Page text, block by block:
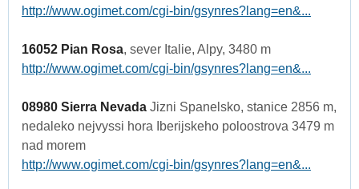
http://www.ogimet.com/cgi-bin/gsynres?lang=en&...
16052 Pian Rosa, sever Italie, Alpy, 3480 m
http://www.ogimet.com/cgi-bin/gsynres?lang=en&...
08980 Sierra Nevada Jizni Spanelsko, stanice 2856 m,
nedaleko nejvyssi hora Iberijskeho poloostrova 3479 m
nad morem
http://www.ogimet.com/cgi-bin/gsynres?lang=en&...